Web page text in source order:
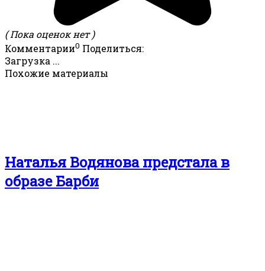
( Пока оценок нет )
Комментарии0 Поделиться:
Загрузка ...
Похожие материалы
Наталья Водянова предстала в
образе Барби